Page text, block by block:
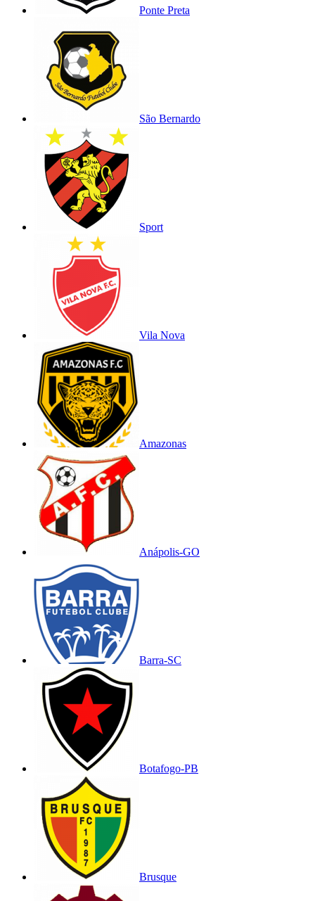
Ponte Preta
São Bernardo
Sport
Vila Nova
Amazonas
Anápolis-GO
Barra-SC
Botafogo-PB
Brusque